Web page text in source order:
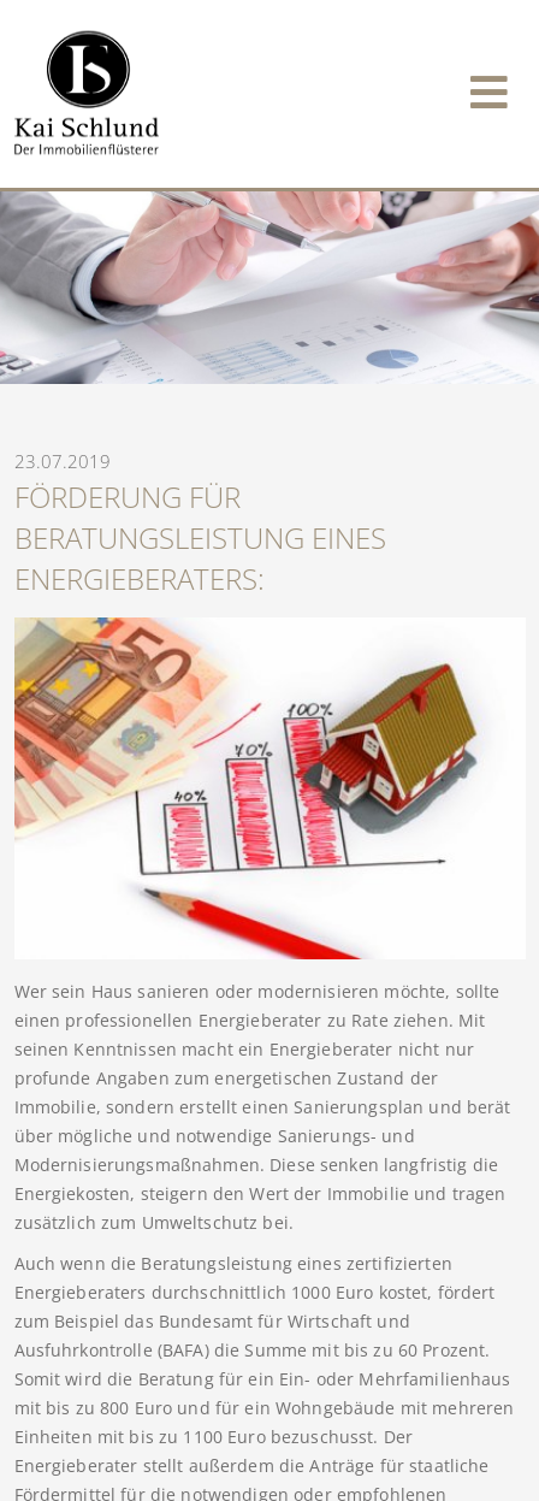
23.07.2019
FÖRDERUNG FÜR
BERATUNGSLEISTUNG EINES
ENERGIEBERATERS:
Wer sein Haus sanieren oder modernisieren möchte, sollte
einen professionellen Energieberater zu Rate ziehen. Mit
seinen Kenntnissen macht ein Energieberater nicht nur
profunde Angaben zum energetischen Zustand der
Immobilie, sondern erstellt einen Sanierungsplan und berät
über mögliche und notwendige Sanierungs- und
Modernisierungsmaßnahmen. Diese senken langfristig die
Energiekosten, steigern den Wert der Immobilie und tragen
zusätzlich zum Umweltschutz bei.
Auch wenn die Beratungsleistung eines zertifizierten
Energieberaters durchschnittlich 1000 Euro kostet, fördert
zum Beispiel das Bundesamt für Wirtschaft und
Ausfuhrkontrolle (BAFA) die Summe mit bis zu 60 Prozent.
Somit wird die Beratung für ein Ein- oder Mehrfamilienhaus
mit bis zu 800 Euro und für ein Wohngebäude mit mehreren
Einheiten mit bis zu 1100 Euro bezuschusst. Der
Energieberater stellt außerdem die Anträge für staatliche
Fördermittel für die notwendigen oder empfohlenen